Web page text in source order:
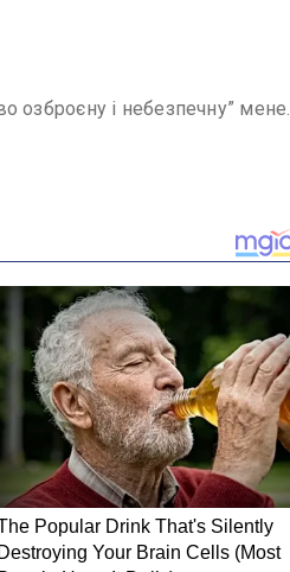
озброєну і небезпечну” мене.